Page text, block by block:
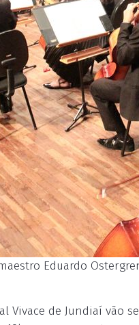
Eduardo
Vivace de Jundiaí vão